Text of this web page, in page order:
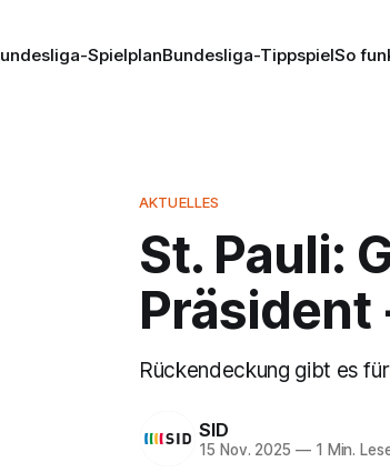
SpielplanBundesliga-TippspielSo
AKTUELLES
St. Pauli:
Rückendeckung gibt es
SID
15 Nov. 2025 —1 Min.